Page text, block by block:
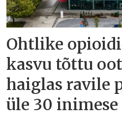
Ohtlike
kasvu tõttu
haiglas ravile
üle 30 inimese